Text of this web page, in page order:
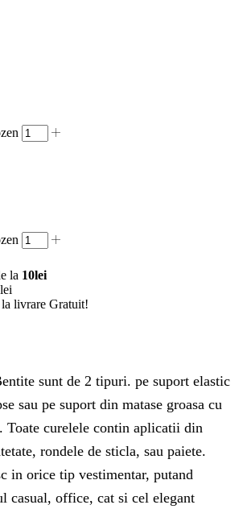
la 10lei
livrare Gratuit!
sunt de 2 tipuri. pe suport elastic
sau pe suport din matase groasa cu
Toate curelele contin aplicatii din
rondele de sticla, sau paiete.
in orice tip vestimentar, putand
casual, office, cat si cel elegant